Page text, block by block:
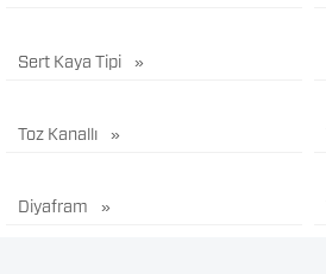
Sert Kaya Tipi
Toz Kanallı
Diyafram